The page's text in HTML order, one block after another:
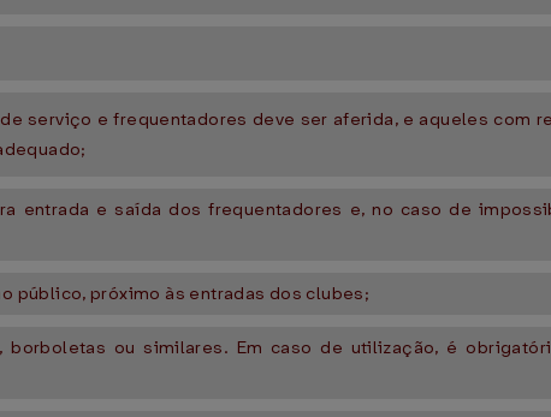
serviço e frequentadores deve ser aferida, e aqueles com
e saída dos frequentadores e, no caso de
público, próximo às entradas dos clubes;
ou similares. Em caso de utilização, é